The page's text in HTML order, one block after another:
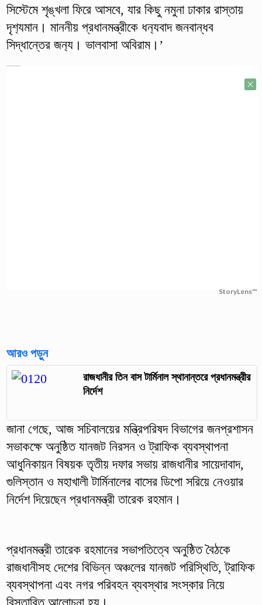
সিস্টেমে শৃঙ্খলা ফিরে আসবে, যার কিছু নমুনা ঢাকার রাস্তায়
দৃশ‍্যমান। মাননীয় প্রধানমন্ত্রীকে ধন‍্যবাদ জনবান্ধব
সিদ্ধান্তের জন‍্য। ভালবাসা অবিরাম।’
StoryLens™
আরও পড়ুন
রাজধানীর তিন বাস টার্মিনাল স্থানান্তরে প্রধানমন্ত্রীর
নির্দেশ
জানা গেছে, আজ সচিবালয়ের মন্ত্রিপরিষদ বিভাগের জনপ্রশাসন
সভাকক্ষে অনুষ্ঠিত যানজট নিরসন ও ট্রাফিক ব্যবস্থাপনা
আধুনিকায়ন বিষয়ক তৃতীয় দফার সভায় রাজধানীর সায়েদাবাদ,
গুলিস্তান ও মহাখালী টার্মিনালের বাসের ডিপো সরিয়ে নেওয়ার
নির্দেশ দিয়েছেন প্রধানমন্ত্রী তারেক রহমান।
প্রধানমন্ত্রী তারেক রহমানের সভাপতিত্বে অনুষ্ঠিত বৈঠকে
রাজধানীসহ দেশের বিভিন্ন অঞ্চলের যানজট পরিস্থিতি, ট্রাফিক
ব্যবস্থাপনা এবং নগর পরিবহন ব্যবস্থার সংস্কার নিয়ে